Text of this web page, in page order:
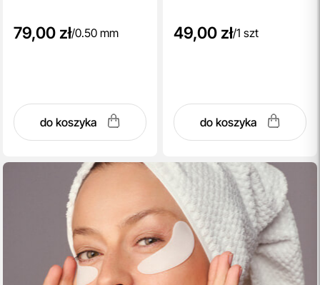
79,00 zł/0.50 mm
do koszyka
49,00 zł/1 szt
do koszyka